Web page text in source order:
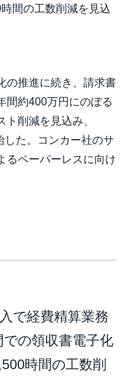
間の工数削減を見込
の推進に続き、請求書
間約400万円にのぼる
削減を見込み、
した。コンカー社のサ
るペーパーレスに向け
で経費精算業務
の領収書電子化
時間の工数削